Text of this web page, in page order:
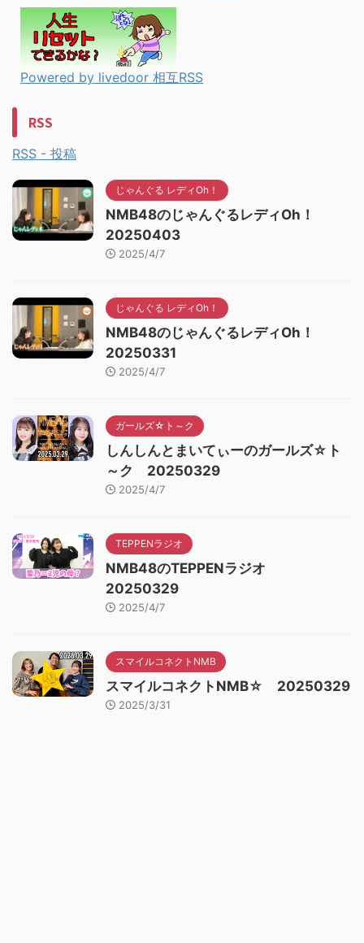
Powered by livedoor 相互RSS
RSS
RSS - 投稿
じゃんぐる レディOh！
NMB48のじゃんぐるレディOh！
20250403
2025/4/7
じゃんぐる レディOh！
NMB48のじゃんぐるレディOh！
20250331
2025/4/7
ガールズ☆ト～ク
しんしんとまいてぃーのガールズ☆ト
～ク 20250329
2025/4/7
TEPPENラジオ
NMB48のTEPPENラジオ
20250329
2025/4/7
スマイルコネクトNMB
スマイルコネクトNMB☆ 20250329
2025/3/31